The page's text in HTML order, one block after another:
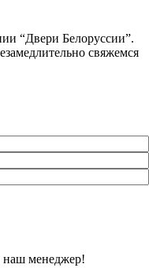
“Двери Белоруссии”.
свяжемся
наш менеджер!